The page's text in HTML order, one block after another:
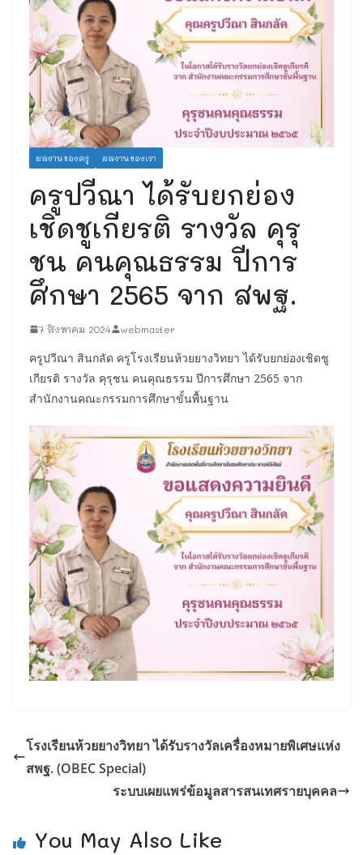
ผลงานของครู ผลงานของเรา
ครูปวีณา ได้รับยกย่อง
เชิดชูเกียรติ รางวัล คุรุ
ชน คนคุณธรรม ปีการ
ศึกษา 2565 จาก สพฐ.
7 สิงหาคม 2024 webmaster
ครูปวีณา สินกลัด ครูโรงเรียนห้วยยางวิทยา ได้รับยกย่องเชิดชู
เกียรติ รางวัล คุรุชน คนคุณธรรม ปีการศึกษา 2565 จาก
สำนักงานคณะกรรมการศึกษาขั้นพื้นฐาน
โรงเรียนห้วยยางวิทยา ได้รับรางวัลเครื่องหมายพิเศษแห่ง
สพฐ. (OBEC Special)
ระบบเผยแพร่ข้อมูลสารสนเทศรายบุคคล
You May Also Like